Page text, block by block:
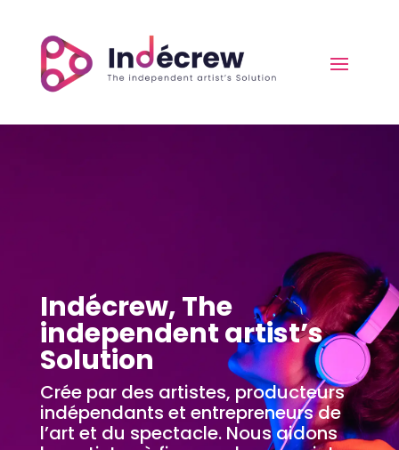
Indécrew, The
independent artist’s
Solution
Crée par des artistes, producteurs
indépendants et entrepreneurs de
l’art et du spectacle. Nous aidons